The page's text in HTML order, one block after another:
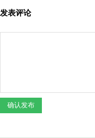
发表评论